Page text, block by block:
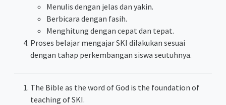
Menulis dengan jelas dan yakin.
Berbicara dengan fasih.
Menghitung dengan cepat dan tepat.
Proses belajar mengajar SKI dilakukan sesuai
dengan tahap perkembangan siswa seutuhnya.
The Bible as the word of God is the foundation of
teaching of SKI.